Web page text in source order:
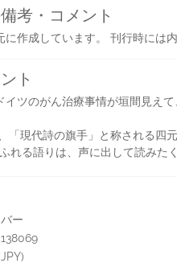
考・コメント
に作成しています。 刊行時には
ト
イツのがん治療事情が垣間見え
「現代詩の旗手」と称される四
れる語りは、声に出して読みた
ー